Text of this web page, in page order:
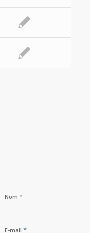
Nom *
E-mail *